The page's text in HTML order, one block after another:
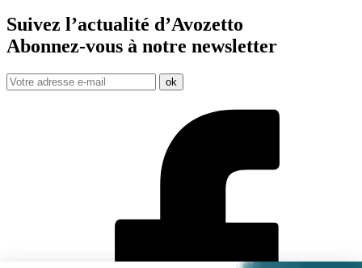
Suivez l’actualité d’Avozetto
Abonnez-vous à notre newsletter